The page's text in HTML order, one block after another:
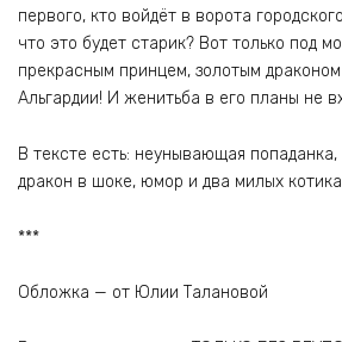
первого, кто войдёт в ворота
что это будет старик? Вот только под
прекрасным принцем, золотым
Альгардии! И женитьба в его планы не
В тексте есть: неунывающая
дракон в шоке, юмор и два милых
***
Обложка — от Юлии Талановой